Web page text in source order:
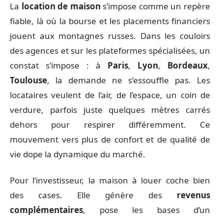
La location de maison s’impose comme un repère
fiable, là où la bourse et les placements financiers
jouent aux montagnes russes. Dans les couloirs
des agences et sur les plateformes spécialisées, un
constat s’impose : à Paris, Lyon, Bordeaux,
Toulouse, la demande ne s’essouffle pas. Les
locataires veulent de l’air, de l’espace, un coin de
verdure, parfois juste quelques mètres carrés
dehors pour respirer différemment. Ce
mouvement vers plus de confort et de qualité de
vie dope la dynamique du marché.
Pour l’investisseur, la maison à louer coche bien
des cases. Elle génère des revenus
complémentaires, pose les bases d’un